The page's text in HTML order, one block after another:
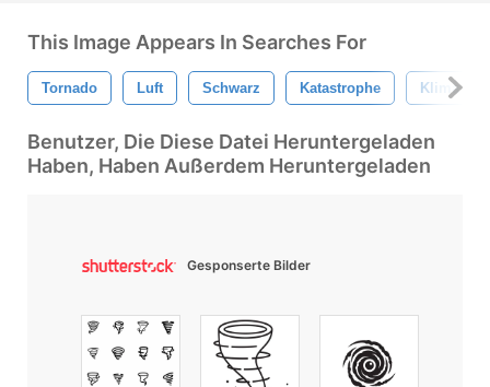
This Image Appears In Searches For
Tornado Luft Schwarz Katastrophe Klima
Benutzer, Die Diese Datei Heruntergeladen
Haben, Haben Außerdem Heruntergeladen
Gesponserte Bilder